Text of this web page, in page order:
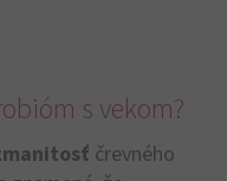
s vekom?
črevného